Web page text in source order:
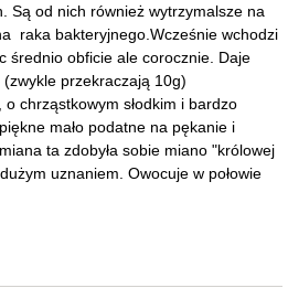
Są od nich również wytrzymalsze na
raka bakteryjnego.Wcześnie wchodzi
średnio obficie ale corocznie. Daje
przekraczają 10g)
chrząstkowym słodkim i bardzo
mało podatne na pękanie i
ta zdobyła sobie miano "królowej
uznaniem. Owocuje w połowie